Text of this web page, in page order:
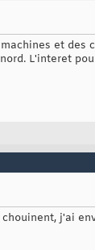
et
L'interet
j'ai